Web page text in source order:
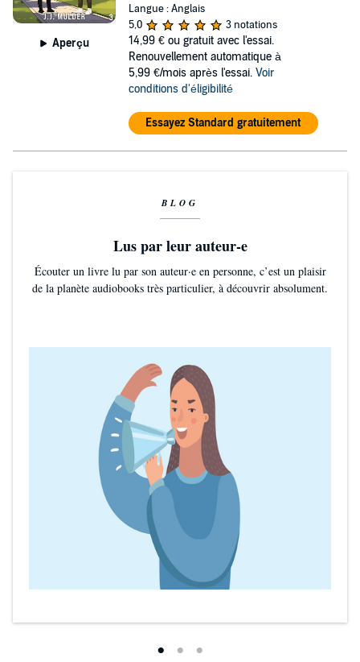
Aperçu
Langue : Anglais
5,0
3 notations
14,99 € ou gratuit avec l'essai.
Renouvellement automatique à
5,99 €/mois après l'essai. Voir
conditions d'éligibilité
Essayez Standard gratuitement
BLOG
Lus par leur auteur-e
Écouter un livre lu par son auteur·e en personne, c’est un plaisir
de la planète audiobooks très particulier, à découvrir absolument.